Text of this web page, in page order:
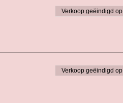
Verkoop geëindigd op
Verkoop geëindigd op